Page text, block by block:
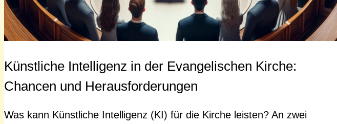
Künstliche Intelligenz in der Evangelischen Kirche:
Chancen und Herausforderungen
Was kann Künstliche Intelligenz (KI) für die Kirche leisten? An zwei